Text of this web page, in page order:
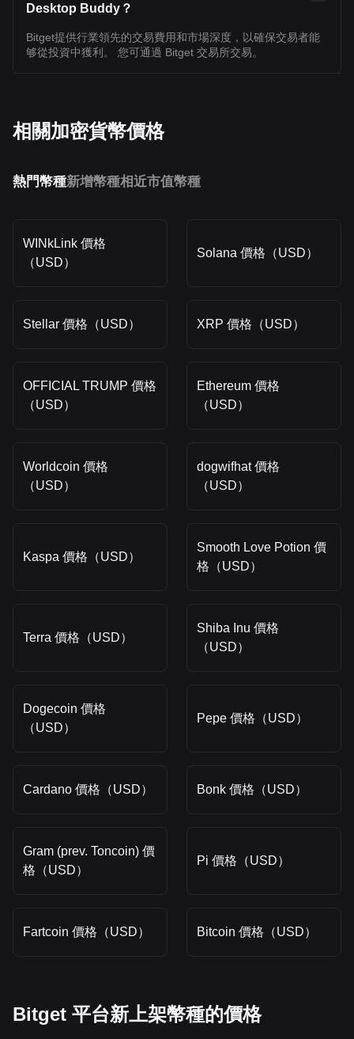
Desktop Buddy？
Bitget提供行業領先的交易費用和市場深度，以確保交易者能
够從投資中獲利。 您可通過 Bitget 交易所交易。
相關加密貨幣價格
熱門幣種新增幣種相近市值幣種
WINkLink 價格
（USD）
Solana 價格（USD）
Stellar 價格（USD） XRP 價格（USD）
OFFICIAL TRUMP 價格
（USD）
Ethereum 價格
（USD）
Worldcoin 價格
（USD）
dogwifhat 價格
（USD）
Kaspa 價格（USD）
Smooth Love Potion 價
格（USD）
Terra 價格（USD）
Shiba Inu 價格
（USD）
Dogecoin 價格
（USD）
Pepe 價格（USD）
Cardano 價格（USD） Bonk 價格（USD）
Gram (prev. Toncoin) 價
格（USD）
Pi 價格（USD）
Fartcoin 價格（USD） Bitcoin 價格（USD）
Bitget 平台新上架幣種的價格